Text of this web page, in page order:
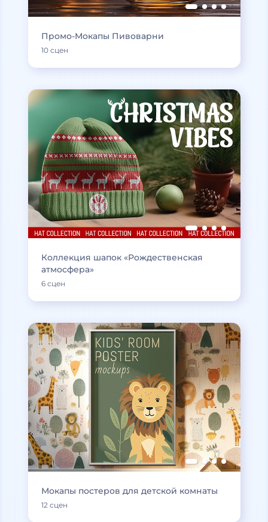
Промо-Мокапы Пивоварни
10 сцен
Коллекция шапок «Рождественская
атмосфера»
6 сцен
Мокапы постеров для детской комнаты
12 сцен